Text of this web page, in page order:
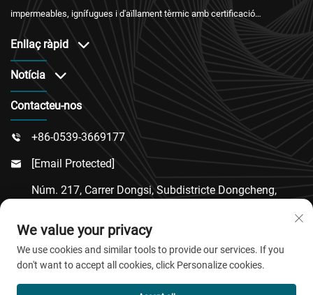
impermeables, ignífugues i d'aïllament tèrmic amb certificació
Enllaç ràpid
Notícia
Contacteu-nos
 +86-0539-3669177
 [email Protected]
Núm. 217, Carrer Dongsi, Subdistricte Dongcheng,
Shandong
Copyright © 2026 QingDao Jiaobao New Material Co.,Ltd.
We value your privacy
We use cookies and similar tools to provide our services. If you
don't want to accept all cookies, click Personalize cookies.